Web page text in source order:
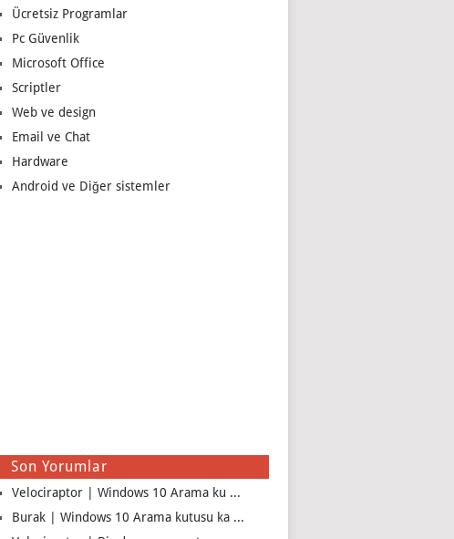
Ücretsiz Programlar
Pc Güvenlik
Microsoft Office
Scriptler
Web ve design
Email ve Chat
Hardware
Android ve Diğer sistemler
Son Yorumlar
Velociraptor | Windows 10 Arama ku ...
Burak | Windows 10 Arama kutusu ka ...